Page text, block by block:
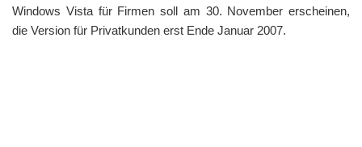
Windows Vista für Firmen soll am 30. November erscheinen,
die Version für Privatkunden erst Ende Januar 2007.